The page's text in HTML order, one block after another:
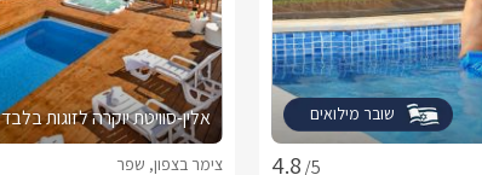
שובר מילואים
/5
אלין-סוויטת יוקרה לזוגות בלבד
צימר בצפון, שפר